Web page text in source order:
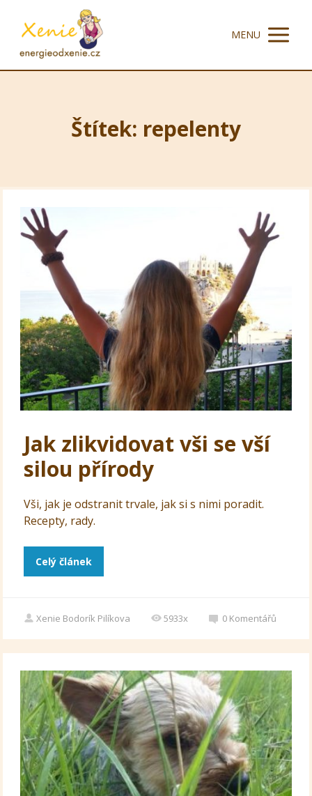
MENU
Štítek: repelenty
Jak zlikvidovat vši se vší
silou přírody
Vši, jak je odstranit trvale, jak si s nimi poradit.
Recepty, rady.
Celý článek
Xenie Bodorík Pilíkova 5933x 0 Komentářů